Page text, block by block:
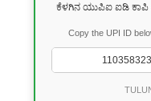
ಕೆಳಗಿನ ಯುಪಿಐ ಐಡಿ
Copy the UPI ID